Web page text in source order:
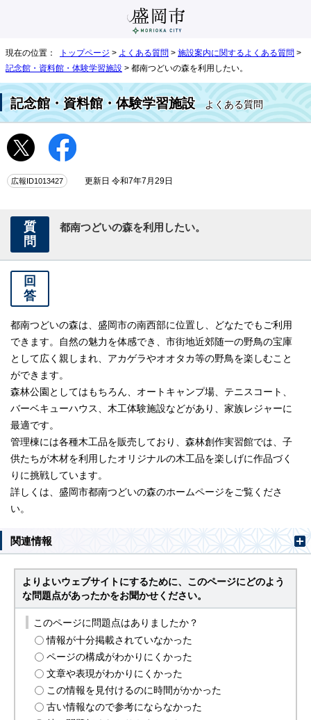
現在の位置： トップページ > よくある質問 > 施設案内に関するよくある質問 >
記念館・資料館・体験学習施設 > 都南つどいの森を利用したい。
記念館・資料館・体験学習施設よくある質問
広報ID1013427 更新日 令和7年7月29日
質
問
都南つどいの森を利用したい。
回
答
都南つどいの森は、盛岡市の南西部に位置し、どなたでもご利用
できます。自然の魅力を体感でき、市街地近郊随一の野鳥の宝庫
として広く親しまれ、アカゲラやオオタカ等の野鳥を楽しむこと
ができます。
森林公園としてはもちろん、オートキャンプ場、テニスコート、
バーベキューハウス、木工体験施設などがあり、家族レジャーに
最適です。
管理棟には各種木工品を販売しており、森林創作実習館では、子
供たちが木材を利用したオリジナルの木工品を楽しげに作品づく
りに挑戦しています。
詳しくは、盛岡市都南つどいの森のホームページをご覧くださ
い。
関連情報
よりよいウェブサイトにするために、このページにどのよう
な問題点があったかをお聞かせください。
このページに問題点はありましたか？
情報が十分掲載されていなかった
ページの構成がわかりにくかった
文章や表現がわかりにくかった
この情報を見付けるのに時間がかかった
古い情報なので参考にならなかった